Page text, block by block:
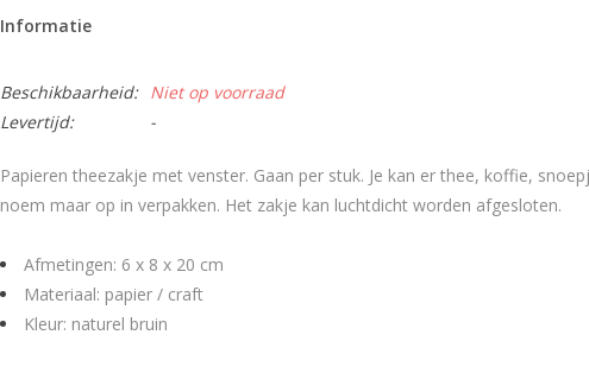
Informatie
Beschikbaarheid:
Niet op voorraad
Levertijd:
-
Papieren theezakje met venster. Gaan per stuk. Je kan er thee, koffie,
noem maar op in verpakken. Het zakje kan luchtdicht worden afgesloten.
Afmetingen: 6 x 8 x 20 cm
Materiaal: papier / craft
Kleur: naturel bruin